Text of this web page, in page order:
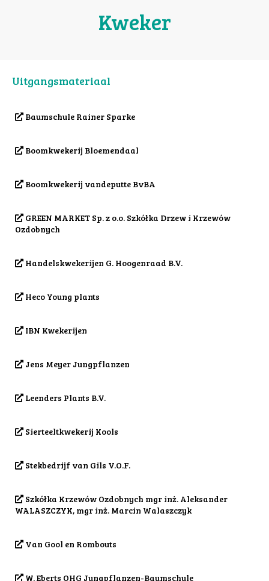
Kweker
Uitgangsmateriaal
Baumschule Rainer Sparke
Boomkwekerij Bloemendaal
Boomkwekerij vandeputte BvBA
GREEN MARKET Sp. z o.o. Szkółka Drzew i Krzewów
Ozdobnych
Handelskwekerijen G. Hoogenraad B.V.
Heco Young plants
IBN Kwekerijen
Jens Meyer Jungpflanzen
Leenders Plants B.V.
Sierteeltkwekerij Kools
Stekbedrijf van Gils V.O.F.
Szkółka Krzewów Ozdobnych mgr inż. Aleksander
WALASZCZYK, mgr inż. Marcin Walaszczyk
Van Gool en Rombouts
W. Eberts OHG Jungpflanzen-Baumschule